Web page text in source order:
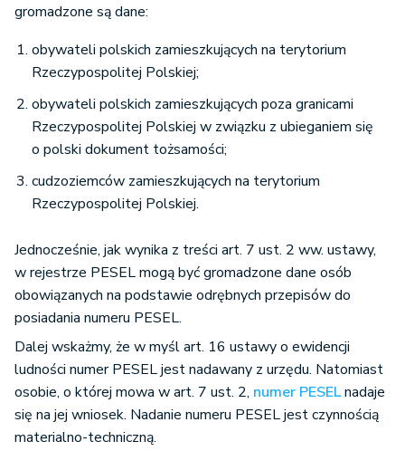
gromadzone są dane:
obywateli polskich zamieszkujących na terytorium
Rzeczypospolitej Polskiej;
obywateli polskich zamieszkujących poza granicami
Rzeczypospolitej Polskiej w związku z ubieganiem się
o polski dokument tożsamości;
cudzoziemców zamieszkujących na terytorium
Rzeczypospolitej Polskiej.
Jednocześnie, jak wynika z treści art. 7 ust. 2 ww. ustawy,
w rejestrze PESEL mogą być gromadzone dane osób
obowiązanych na podstawie odrębnych przepisów do
posiadania numeru PESEL.
Dalej wskażmy, że w myśl art. 16 ustawy o ewidencji
ludności numer PESEL jest nadawany z urzędu. Natomiast
osobie, o której mowa w art. 7 ust. 2, numer PESELnadaje
się na jej wniosek. Nadanie numeru PESEL jest czynnością
materialno-techniczną.